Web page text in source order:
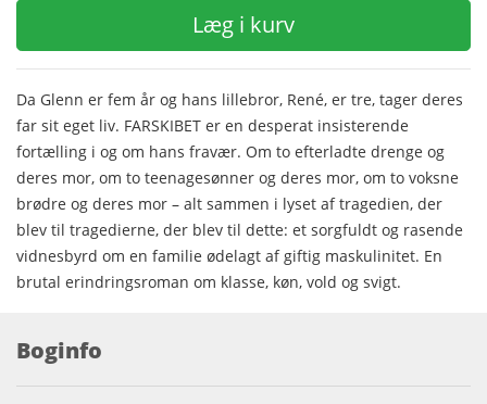
Læg i kurv
Da Glenn er fem år og hans lillebror, René, er tre, tager deres
far sit eget liv. FARSKIBET er en desperat insisterende
fortælling i og om hans fravær. Om to efterladte drenge og
deres mor, om to teenagesønner og deres mor, om to voksne
brødre og deres mor – alt sammen i lyset af tragedien, der
blev til tragedierne, der blev til dette: et sorgfuldt og rasende
vidnesbyrd om en familie ødelagt af giftig maskulinitet. En
brutal erindringsroman om klasse, køn, vold og svigt.
Boginfo